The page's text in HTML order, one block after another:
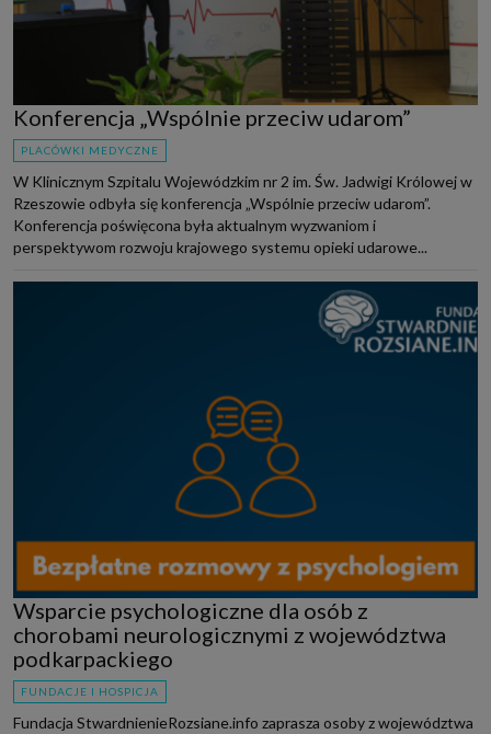
Konferencja „Wspólnie przeciw udarom”
PLACÓWKI MEDYCZNE
W Klinicznym Szpitalu Wojewódzkim nr 2 im. Św. Jadwigi Królowej w
Rzeszowie odbyła się konferencja „Wspólnie przeciw udarom”.
Konferencja poświęcona była aktualnym wyzwaniom i
perspektywom rozwoju krajowego systemu opieki udarowe...
Wsparcie psychologiczne dla osób z
chorobami neurologicznymi z województwa
podkarpackiego
FUNDACJE I HOSPICJA
Fundacja StwardnienieRozsiane.info zaprasza osoby z województwa